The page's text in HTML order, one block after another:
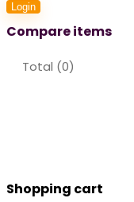
Login
Compare items
Total (0)
Shopping cart